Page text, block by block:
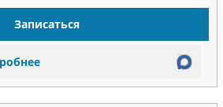
Записаться